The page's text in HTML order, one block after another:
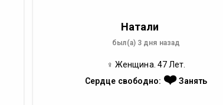
Натали
был(а) 3 дня назад
♀ Женщина. 47 Лет.
Сердце свободно: ❤️Занять